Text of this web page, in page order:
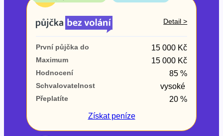
V exekuci
ne
Po insolvenci
ano
V hotovosti
Detail >
První půjčka do 15 000 Kč
Maximum 15 000 Kč
Hodnocení 85 %
Schvalovatelnost vysoké
Přeplatíte
20 %
Získatpeníze